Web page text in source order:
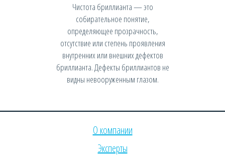
Чистота бриллианта — это
собирательное понятие,
определяющее прозрачность,
отсутствие или степень проявления
внутренних или внешних дефектов
бриллианта. Дефекты бриллиантов не
видны невооруженным глазом.
О компании
Эксперты